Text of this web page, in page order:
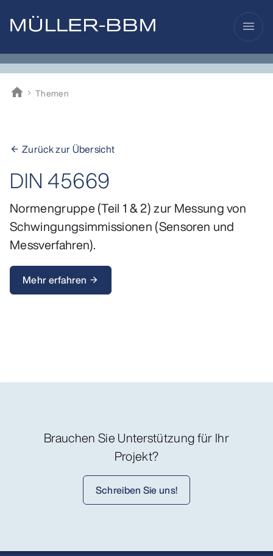
menu
home
Müller-BBM
Themen
arrow_back Zurück zur Übersicht
DIN 45669
Normengruppe (Teil 1 & 2) zur Messung von
Schwingungsimmissionen (Sensoren und
Messverfahren).
Mehr erfahren arrow_forward
Brauchen Sie Unterstützung für Ihr
Projekt?
Schreiben Sie uns!